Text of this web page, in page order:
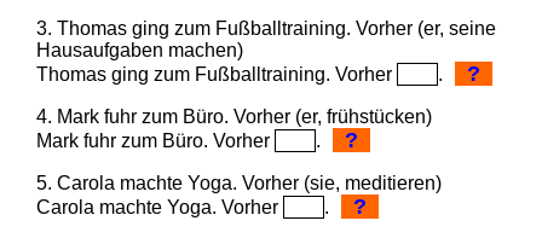
3. Thomas ging zum Fußballtraining. Vorher (er, seine
Hausaufgaben machen)
Thomas ging zum Fußballtraining. Vorher
. ?
4. Mark fuhr zum Büro. Vorher (er, frühstücken)
Mark fuhr zum Büro. Vorher
. ?
5. Carola machte Yoga. Vorher (sie, meditieren)
Carola machte Yoga. Vorher
. ?